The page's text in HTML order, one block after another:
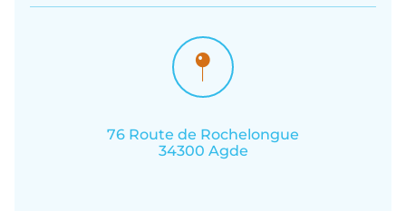
76 Route de Rochelongue
34300 Agde